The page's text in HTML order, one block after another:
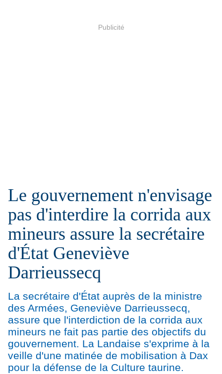
Publicité
Le gouvernement n'envisage
pas d'interdire la corrida aux
mineurs assure la secrétaire
d'État Geneviève
Darrieussecq
La secrétaire d'État auprès de la ministre
des Armées, Geneviève Darrieussecq,
assure que l'interdiction de la corrida aux
mineurs ne fait pas partie des objectifs du
gouvernement. La Landaise s'exprime à la
veille d'une matinée de mobilisation à Dax
pour la défense de la Culture taurine.